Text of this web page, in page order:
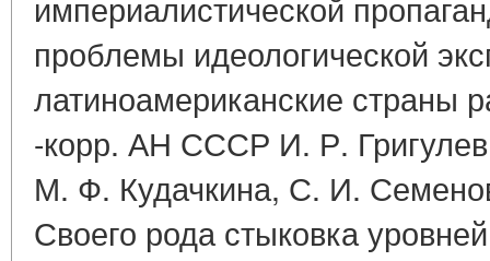
проблемы идеологической
латиноамериканские страны
-корр. АН СССР И. Р.
М. Ф. Кудачкина, С. И.
Своего рода стыковка